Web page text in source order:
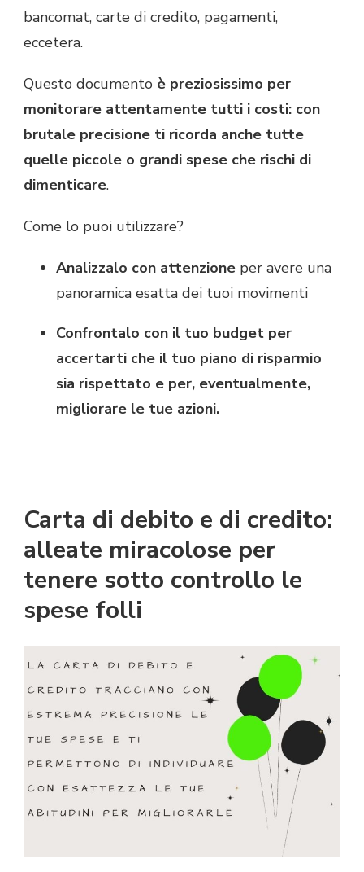
bancomat, carte di credito, pagamenti,
eccetera.
Questo documento è preziosissimo per
monitorare attentamente tutti i costi: con
brutale precisione ti ricorda anche tutte
quelle piccole o grandi spese che rischi di
dimenticare.
Come lo puoi utilizzare?
Analizzalo con attenzione per avere una
panoramica esatta dei tuoi movimenti
Confrontalo con il tuo budget per
accertarti che il tuo piano di risparmio
sia rispettato e per, eventualmente,
migliorare le tue azioni.
Carta di debito e di credito:
alleate miracolose per
tenere sotto controllo le
spese folli